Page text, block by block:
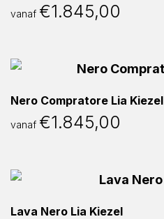
vanaf €1.845,00
Nero Compratore Lia Kiezel
vanaf €1.845,00
Lava Nero Lia Kiezel